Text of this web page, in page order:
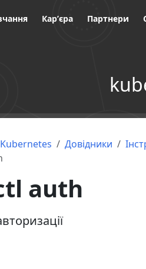
Карʼєра Партнери
Довідники
auth